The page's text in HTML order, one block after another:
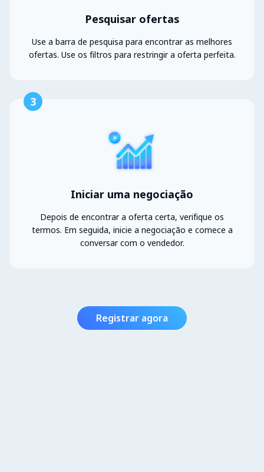
Pesquisar ofertas
Use a barra de pesquisa para encontrar as melhores
ofertas. Use os filtros para restringir a oferta perfeita.
3
Iniciar uma negociação
Depois de encontrar a oferta certa, verifique os
termos. Em seguida, inicie a negociação e comece a
conversar com o vendedor.
Registrar agora